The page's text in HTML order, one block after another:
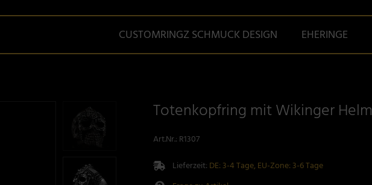
CUSTOMRINGZ SCHMUCK DESIGN EHERINGE
Totenkopfring mit Wikinger Helm
Art.Nr.: R1307
Lieferzeit: DE: 3-4 Tage, EU-Zone: 3-6 Tage